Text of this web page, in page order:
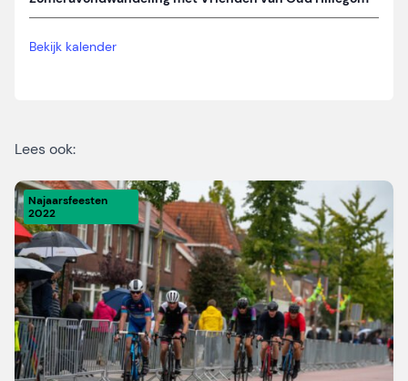
Bekijk kalender
Lees ook:
Najaarsfeesten
2022